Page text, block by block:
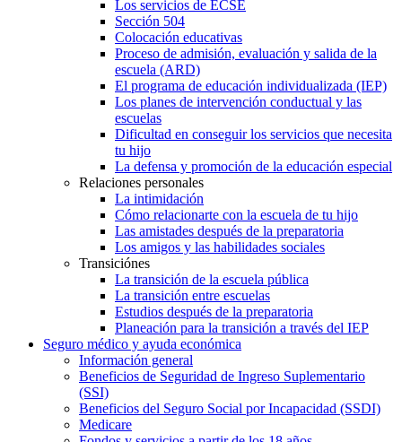
Los servicios de ECSE
Sección 504
Colocación educativas
Proceso de admisión, evaluación y salida de la
escuela (ARD)
El programa de educación individualizada (IEP)
Los planes de intervención conductual y las
escuelas
Dificultad en conseguir los servicios que necesita
tu hijo
La defensa y promoción de la educación especial
Relaciones personales
La intimidación
Cómo relacionarte con la escuela de tu hijo
Las amistades después de la preparatoria
Los amigos y las habilidades sociales
Transiciónes
La transición de la escuela pública
La transición entre escuelas
Estudios después de la preparatoria
Planeación para la transición a través del IEP
Seguro médico y ayuda económica
Información general
Beneficios de Seguridad de Ingreso Suplementario
(SSI)
Beneficios del Seguro Social por Incapacidad (SSDI)
Medicare